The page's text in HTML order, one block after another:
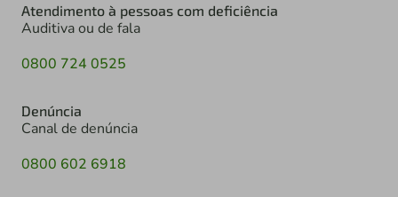
Atendimento à pessoas com deficiência
Auditiva ou de fala
0800 724 0525
Denúncia
Canal de denúncia
0800 602 6918